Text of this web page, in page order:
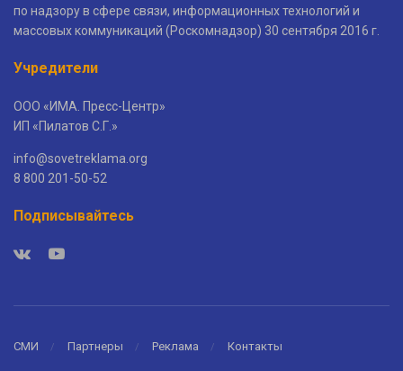
по надзору в сфере связи, информационных технологий и
массовых коммуникаций (Роскомнадзор) 30 сентября 2016 г.
Учредители
ООО «ИМА. Пресс-Центр»
ИП «Пилатов С.Г.»
info@sovetreklama.org
8 800 201-50-52
Подписывайтесь
СМИ Партнеры Реклама Контакты